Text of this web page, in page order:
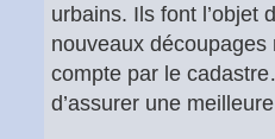
urbains. Ils font l’objet
nouveaux
compte par le
d’assurer une